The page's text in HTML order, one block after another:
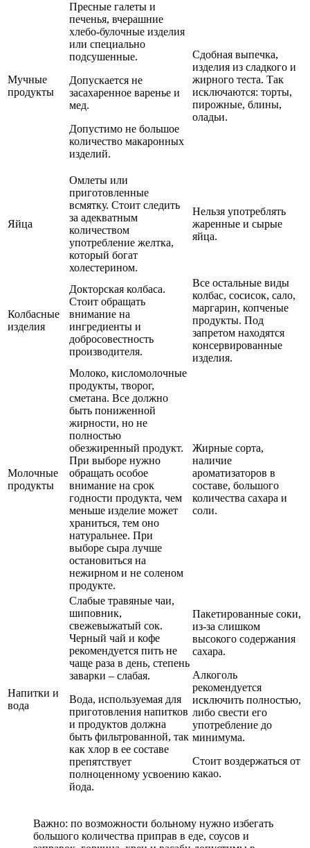
Мучные
продукты
Пресные галеты и
печенья, вчерашние
хлебо-булочные изделия
или специально
подсушенные.
Допускается не
засахаренное варенье и
мед.
Допустимо не большое
количество макаронных
изделий.
Сдобная выпечка,
изделия из сладкого и
жирного теста. Так
исключаются: торты,
пирожные, блины,
оладьи.
Яйца
Омлеты или
приготовленные
всмятку. Стоит следить
за адекватным
количеством
употребление желтка,
который богат
холестерином.
Нельзя употреблять
жаренные и сырые
яйца.
Колбасные
изделия
Докторская колбаса.
Стоит обращать
внимание на
ингредиенты и
добросовестность
производителя.
Все остальные виды
колбас, сосисок, сало,
маргарин, копченые
продукты. Под
запретом находятся
консервированные
изделия.
Молочные
продукты
Молоко, кисломолочные
продукты, творог,
сметана. Все должно
быть пониженной
жирности, но не
полностью
обезжиренный продукт.
При выборе нужно
обращать особое
внимание на срок
годности продукта, чем
меньше изделие может
храниться, тем оно
натуральнее. При
выборе сыра лучше
остановиться на
нежирном и не соленом
продукте.
Жирные сорта,
наличие
ароматизаторов в
составе, большого
количества сахара и
соли.
Напитки и
вода
Слабые травяные чаи,
шиповник,
свежевыжатый сок.
Черный чай и кофе
рекомендуется пить не
чаще раза в день, степень
заварки – слабая.
Вода, используемая для
приготовления напитков
и продуктов должна
быть фильтрованной, так
как хлор в ее составе
препятствует
полноценному усвоению
йода.
Пакетированные соки,
из-за слишком
высокого содержания
сахара.
Алкоголь
рекомендуется
исключить полностью,
либо свести его
употребление до
минимума.
Стоит воздержаться от
какао.
Важно: по возможности больному нужно избегать
большого количества приправ в еде, соусов и